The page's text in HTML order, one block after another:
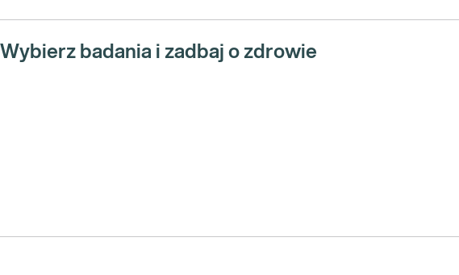
Wybierz badania i zadbaj o zdrowie